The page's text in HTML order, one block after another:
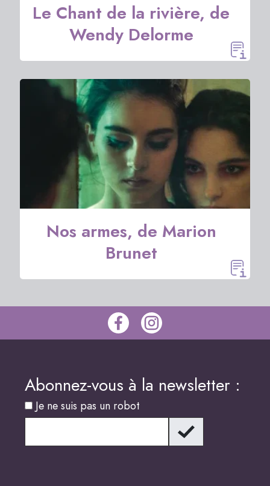
Le Chant de la rivière, de
Wendy Delorme
Nos armes, de Marion
Brunet
Abonnez-vous à la newsletter :
Je ne suis pas un robot